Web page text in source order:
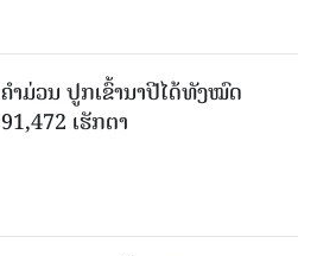
ຄໍາມ່ວນ ປູກເຂົ້ານາປີໄດ້ທັງໝົດ
91,472 ເຮັກຕາ